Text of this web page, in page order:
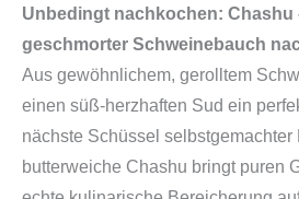
Unbedingt nachkochen: Chashu
geschmorter Schweinebauch
Aus gewöhnlichem, gerolltem
einen süß-herzhaften Sud ein
nächste Schüssel selbstgemachter
butterweiche Chashu bringt puren